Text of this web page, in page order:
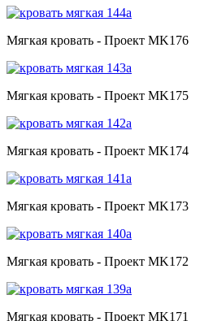
Мягкая кровать - Проект MK176
Мягкая кровать - Проект MK175
Мягкая кровать - Проект MK174
Мягкая кровать - Проект MK173
Мягкая кровать - Проект MK172
Мягкая кровать - Проект MK171